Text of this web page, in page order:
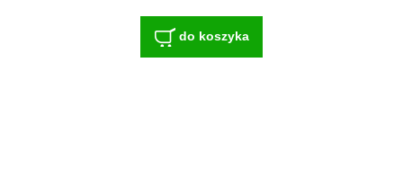
do koszyka